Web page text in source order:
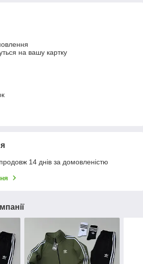
на вашу картку
14 днів за домовленістю